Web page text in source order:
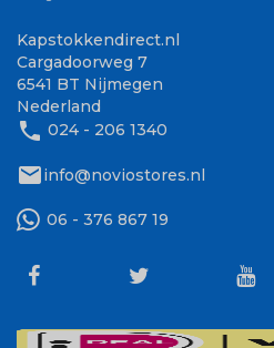
Kapstokkendirect.nl
Cargadoorweg 7
6541 BT Nijmegen
Nederland
phone 024 - 206 1340
mailinfo@noviostores.nl
06 - 376 867 19